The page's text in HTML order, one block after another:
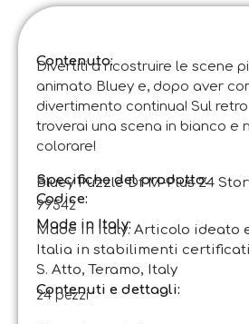
Contenuto:
Divertiti a ricostruire le scene
animato Bluey e, dopo aver
divertimento continua! Sul
troverai una scena in bianco e
colorare!
Specifiche del prodotto:
Bluey Puzzle Df M-Plus 24
Codice:
99542
Made in Italy:
Made in Italy. Articolo ideato
Italia in stabilimenti
S. Atto, Teramo, Italy
Contenuti e dettagli:
24 pezzi